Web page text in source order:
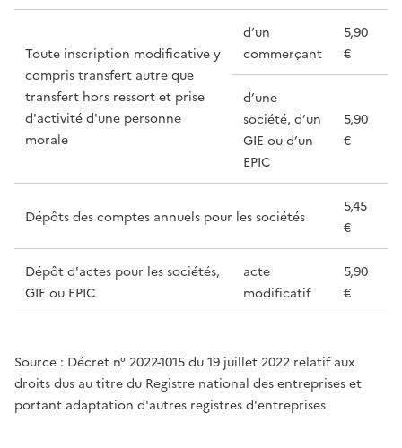
Toute inscription modificative y
compris transfert autre que
transfert hors ressort et prise
d'activité d'une personne
morale
d’un
commerçant
5,90
€
d’une
société, d’un
GIE ou d’un
EPIC
5,90
€
Dépôts des comptes annuels pour les sociétés
5,45
€
Dépôt d'actes pour les sociétés,
GIE ou EPIC
acte
modificatif
5,90
€
Source : Décret n° 2022-1015 du 19 juillet 2022 relatif aux
droits dus au titre du Registre national des entreprises et
portant adaptation d'autres registres d'entreprises